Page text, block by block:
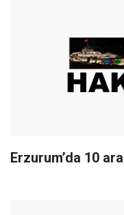
Erzurum’da 10